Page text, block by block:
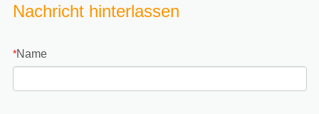
Nachricht hinterlassen
*Name